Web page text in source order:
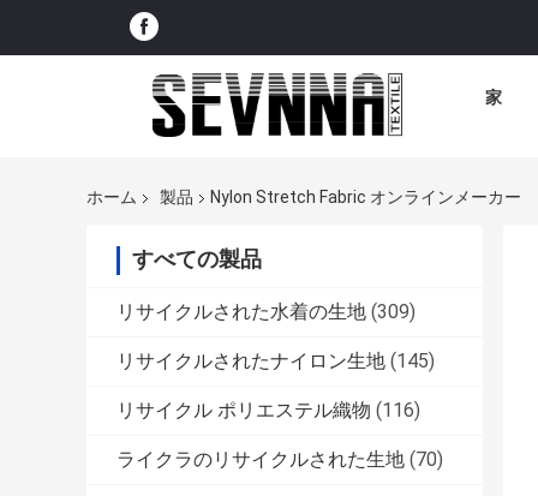
家
ホーム 製品 Nylon Stretch Fabric オンラインメーカー
すべての製品
リサイクルされた水着の生地 (309)
リサイクルされたナイロン生地 (145)
リサイクル ポリエステル織物 (116)
ライクラのリサイクルされた生地 (70)